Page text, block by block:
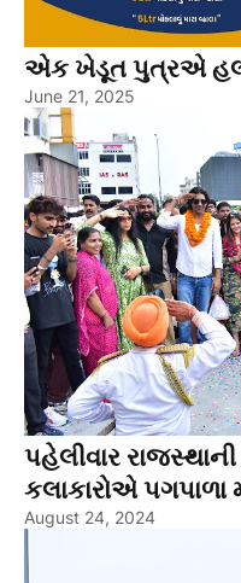
એક ખેડૂત પુત્રએ
June 21, 2025
પહેલીવાર
કલાકારોએ પગપાળા
August 24, 2024